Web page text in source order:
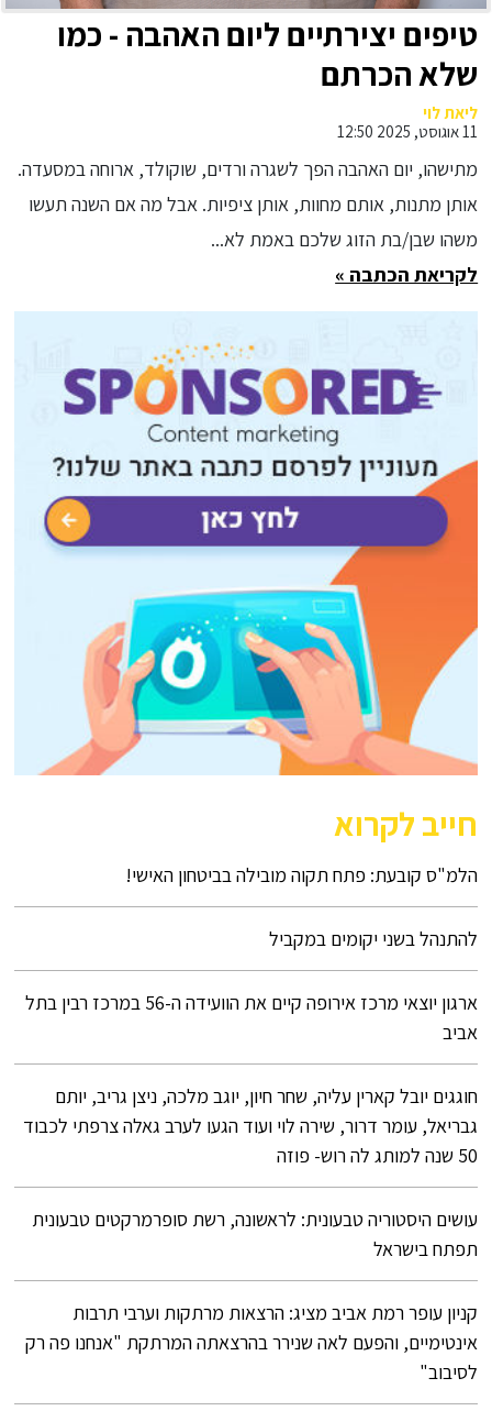
טיפים יצירתיים ליום האהבה - כמו
שלא הכרתם
ליאת לוי
11 אוגוסט, 2025 12:50
מתישהו, יום האהבה הפך לשגרה ורדים, שוקולד, ארוחה במסעדה.
אותן מתנות, אותם מחוות, אותן ציפיות. אבל מה אם השנה תעשו
משהו שבן/בת הזוג שלכם באמת לא...
לקריאת הכתבה »
חייב לקרוא
הלמ"ס קובעת: פתח תקוה מובילה בביטחון האישי!
להתנהל בשני יקומים במקביל
ארגון יוצאי מרכז אירופה קיים את הוועידה ה-56 במרכז רבין בתל
אביב
חוגגים יובל קארין עליה, שחר חיון, יוגב מלכה, ניצן גריב, יותם
גבריאל, עומר דרור, שירה לוי ועוד הגעו לערב גאלה צרפתי לכבוד
50 שנה למותג לה רוש- פוזה
עושים היסטוריה טבעונית: לראשונה, רשת סופרמרקטים טבעונית
תפתח בישראל
קניון עופר רמת אביב מציג: הרצאות מרתקות וערבי תרבות
אינטימיים, והפעם לאה שנירר בהרצאתה המרתקת "אנחנו פה רק
לסיבוב"